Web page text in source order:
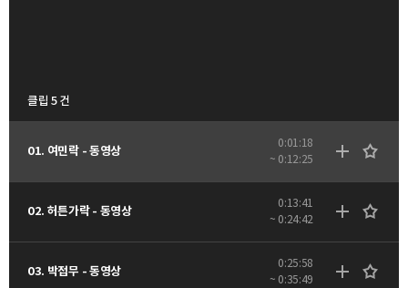
클립 5 건
01. 여민락 - 동영상
0:01:18
~ 0:12:25
02. 허튼가락 - 동영상
0:13:41
~ 0:24:42
03. 박접무 - 동영상
0:25:58
~ 0:35:49